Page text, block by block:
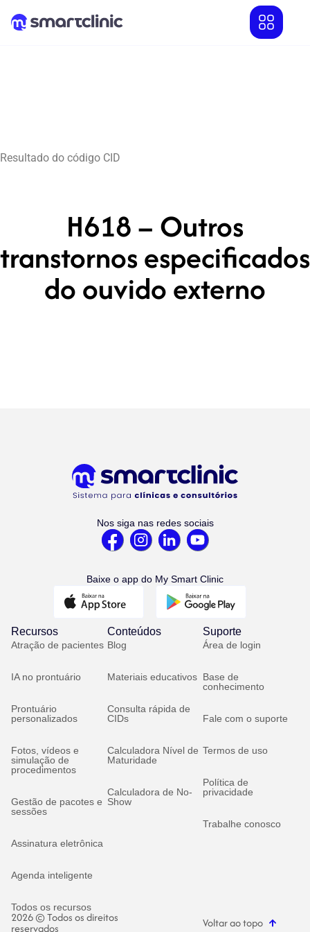
Resultado do código CID
H618 – Outros
transtornos especificados
do ouvido externo
Nos siga nas redes sociais
Baixe o app do My Smart Clinic
Recursos
Atração de pacientes
IA no prontuário
Prontuário
personalizados
Fotos, vídeos e
simulação de
procedimentos
Gestão de pacotes e
sessões
Assinatura eletrônica
Agenda inteligente
Todos os recursos
Conteúdos
Blog
Materiais educativos
Consulta rápida de
CIDs
Calculadora Nível de
Maturidade
Calculadora de No-
Show
Suporte
Área de login
Base de
conhecimento
Fale com o suporte
Termos de uso
Política de
privacidade
Trabalhe conosco
2026 © Todos os direitos
reservados Voltar ao topo